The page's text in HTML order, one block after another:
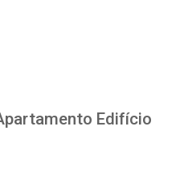
Edifício